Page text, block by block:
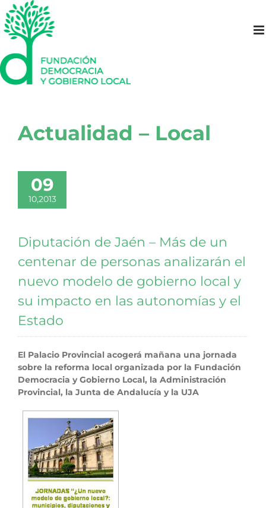
Saltar
al
contenido
Actualidad – Local
09
10,2013
Diputación de Jaén – Más de un
centenar de personas analizarán el
nuevo modelo de gobierno local y
su impacto en las autonomías y el
Estado
El Palacio Provincial acogerá mañana una jornada
sobre la reforma local organizada por la Fundación
Democracia y Gobierno Local, la Administración
Provincial, la Junta de Andalucía y la UJA